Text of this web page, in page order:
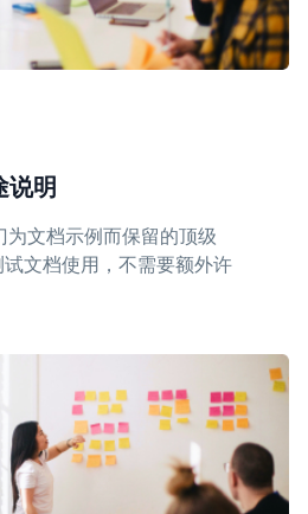
说明
文档示例而保留的顶级
文档使用，不需要额外许